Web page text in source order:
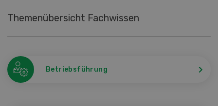
Themenübersicht Fachwissen
Betriebsführung